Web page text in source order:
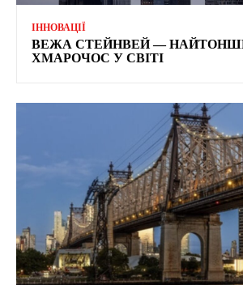
ІННОВАЦІЇ
ВЕЖА СТЕЙНВЕЙ —
ХМАРОЧОС У СВІТІ